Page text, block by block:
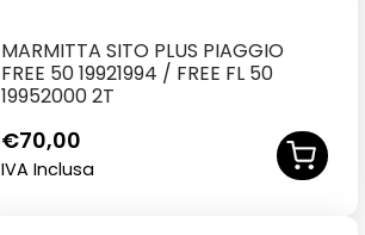
MARMITTA SITO PLUS PIAGGIO
FREE 50 19921994 / FREE FL 50
19952000 2T
€70,00
IVA Inclusa